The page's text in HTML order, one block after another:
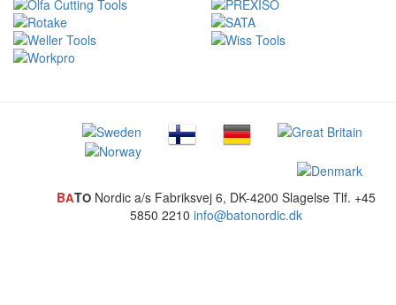
BATONordic a/s Fabriksvej 6, DK-4200 Slagelse Tlf. +45
5850 2210 info@batonordic.dk